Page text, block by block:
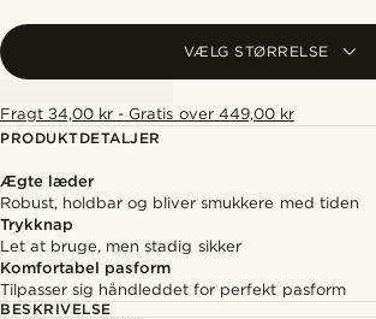
VÆLG STØRRELSE
Fragt 34,00 kr - Gratis over 449,00 kr
PRODUKTDETALJER
Ægte læder
Robust, holdbar og bliver smukkere med tiden
Trykknap
Let at bruge, men stadig sikker
Komfortabel pasform
Tilpasser sig håndleddet for perfekt pasform
BESKRIVELSE